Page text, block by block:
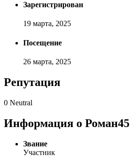
Зарегистрирован
19 марта, 2025
Посещение
26 марта, 2025
Репутация
0 Neutral
Информация о Роман45
Звание
Участник